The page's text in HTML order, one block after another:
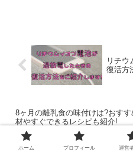
リチウ
復活方
8ヶ月の離乳食の味付けは?おすす
材やすぐできるレシピも紹介!
ホーム プロフィール 運営